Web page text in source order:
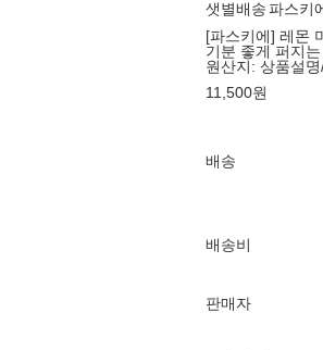
샛별배송파스키
[파스키에] 레몬
기분 좋게 퍼지
원산지: 상품설
11,500원
배송
배송비
판매자